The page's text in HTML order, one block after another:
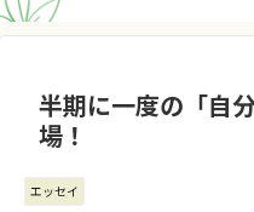
半期に一度の「自
場！
エッセイ